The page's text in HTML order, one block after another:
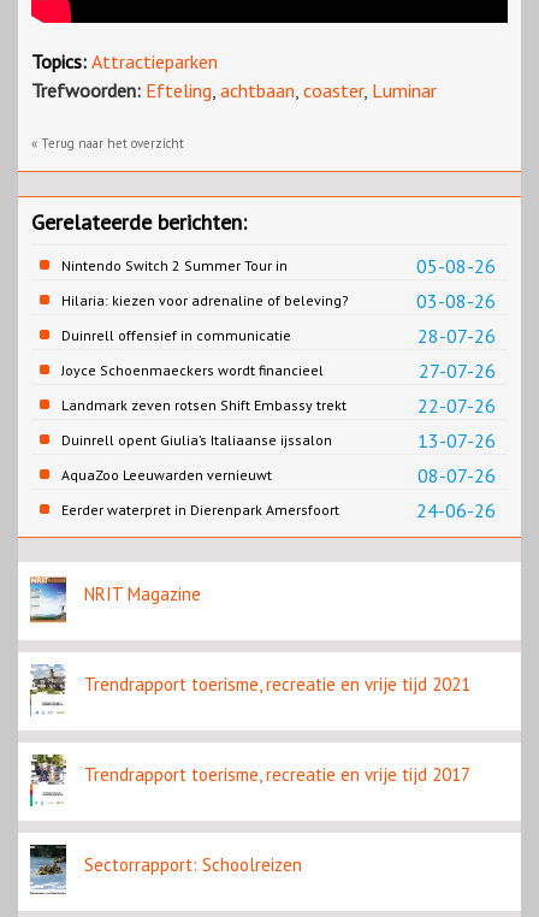
Topics: Attractieparken
Trefwoorden: Efteling, achtbaan, coaster, Luminar
« Terug naar het overzicht
Gerelateerde berichten:
05-08-26
Nintendo Switch 2 Summer Tour in
Slagharen
03-08-26
Hilaria: kiezen voor adrenaline of beleving?
28-07-26
Duinrell offensief in communicatie
27-07-26
Joyce Schoenmaeckers wordt financieel
directeur Efteling
22-07-26
Landmark zeven rotsen Shift Embassy trekt
naar verwachting honderdduizenden
13-07-26
Duinrell opent Giulia’s Italiaanse ijssalon
08-07-26
AquaZoo Leeuwarden vernieuwt
onderwaterwerelden
24-06-26
Eerder waterpret in Dierenpark Amersfoort
door hitte
NRIT Magazine
Trendrapport toerisme, recreatie en vrije tijd 2021
Trendrapport toerisme, recreatie en vrije tijd 2017
Sectorrapport: Schoolreizen